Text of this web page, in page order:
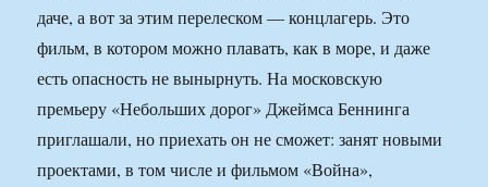
даче, а вот за этим перелеском — концлагерь. Это
фильм, в котором можно плавать, как в море, и даже
есть опасность не вынырнуть. На московскую
премьеру «Небольших дорог» Джеймса Беннинга
приглашали, но приехать он не сможет: занят новыми
проектами, в том числе и фильмом «Война»,